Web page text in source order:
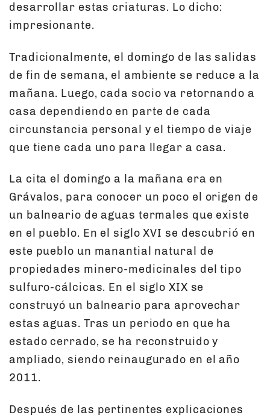
desarrollar estas criaturas. Lo dicho:
impresionante.
Tradicionalmente, el domingo de las salidas
de fin de semana, el ambiente se reduce a la
mañana. Luego, cada socio va retornando a
casa dependiendo en parte de cada
circunstancia personal y el tiempo de viaje
que tiene cada uno para llegar a casa.
La cita el domingo a la mañana era en
Grávalos, para conocer un poco el origen de
un balneario de aguas termales que existe
en el pueblo. En el siglo XVI se descubrió en
este pueblo un manantial natural de
propiedades minero-medicinales del tipo
sulfuro-cálcicas. En el siglo XIX se
construyó un balneario para aprovechar
estas aguas. Tras un periodo en que ha
estado cerrado, se ha reconstruido y
ampliado, siendo reinaugurado en el año
2011.
Después de las pertinentes explicaciones